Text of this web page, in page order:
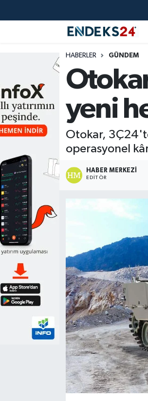
HABERLER GÜNDEM
yeni
Otokar,
operasyonel
HABER MERKEZI
EDITÖR
GÜNDEM
HALKA ARZ
KRİPTO
OTOMOTİV
PİYASALAR
SAVUNMA
Nöbetçi Eczaneler
Hava Durumu
Trafik Durumu
Süper Lig Puan Durumu ve
Tüm Manşetler
Son Dakika Haberleri
Haber Arşivi